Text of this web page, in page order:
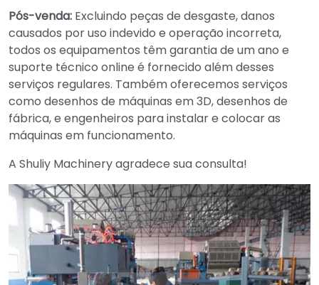
Pós-venda: Excluindo peças de desgaste, danos
causados por uso indevido e operação incorreta,
todos os equipamentos têm garantia de um ano e
suporte técnico online é fornecido além desses
serviços regulares. Também oferecemos serviços
como desenhos de máquinas em 3D, desenhos de
fábrica, e engenheiros para instalar e colocar as
máquinas em funcionamento.
A Shuliy Machinery agradece sua consulta!